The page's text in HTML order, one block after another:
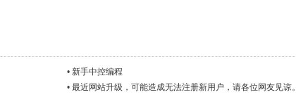
• 新手中控编程
• 最近网站升级，可能造成无法注册新用户，请各位网友见谅。